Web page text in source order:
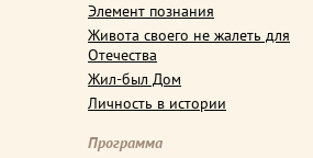
Элемент познания
Живота своего не жалеть для
Отечества
Жил-был Дом
Личность в истории
Программа